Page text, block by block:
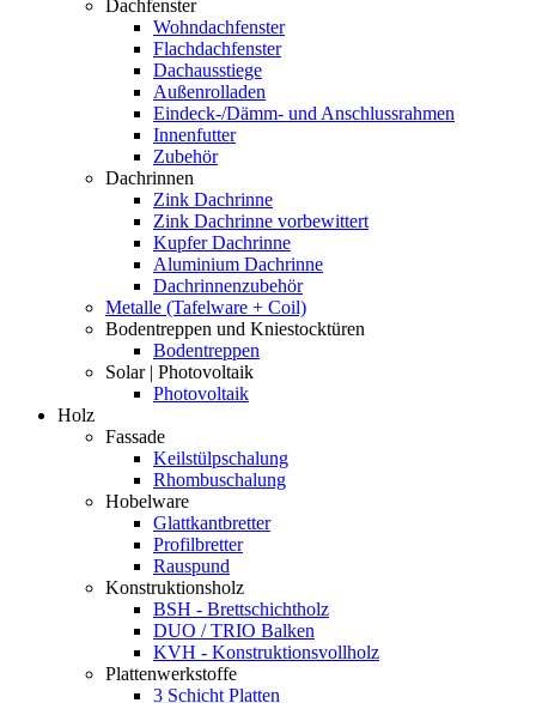
Dachfenster
Wohndachfenster
Flachdachfenster
Dachausstiege
Außenrolladen
Eindeck-/Dämm- und Anschlussrahmen
Innenfutter
Zubehör
Dachrinnen
Zink Dachrinne
Zink Dachrinne vorbewittert
Kupfer Dachrinne
Aluminium Dachrinne
Dachrinnenzubehör
Metalle (Tafelware + Coil)
Bodentreppen und Kniestocktüren
Bodentreppen
Solar | Photovoltaik
Photovoltaik
Holz
Fassade
Keilstülpschalung
Rhombuschalung
Hobelware
Glattkantbretter
Profilbretter
Rauspund
Konstruktionsholz
BSH - Brettschichtholz
DUO / TRIO Balken
KVH - Konstruktionsvollholz
Plattenwerkstoffe
3 Schicht Platten